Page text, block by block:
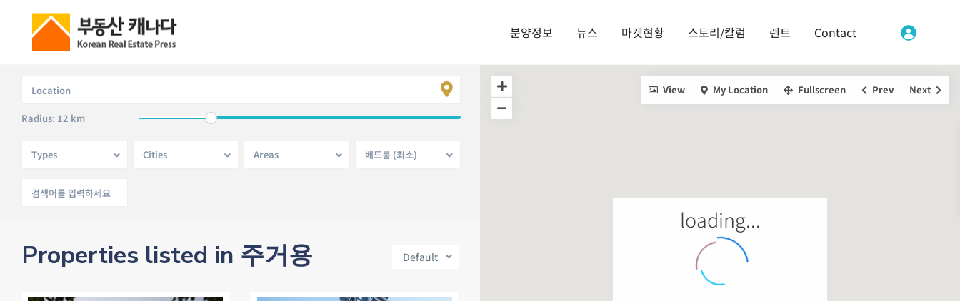
분양정보 뉴스 마켓현황 스토리/칼럼 렌트 Contact
loading...
View My Location Fullscreen Prev Next
Radius: 12 km
Types Cities Areas 베드룸 (최소)
Default
Properties listed in 주거용